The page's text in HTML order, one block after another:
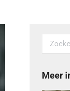
Search:
Meer